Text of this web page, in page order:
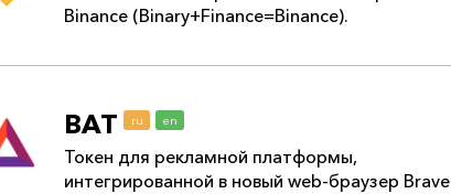
Binance (Binary+Finance=Binance).
BAT ru en
Токен для рекламной платформы,
интегрированной в новый web-браузер Brave